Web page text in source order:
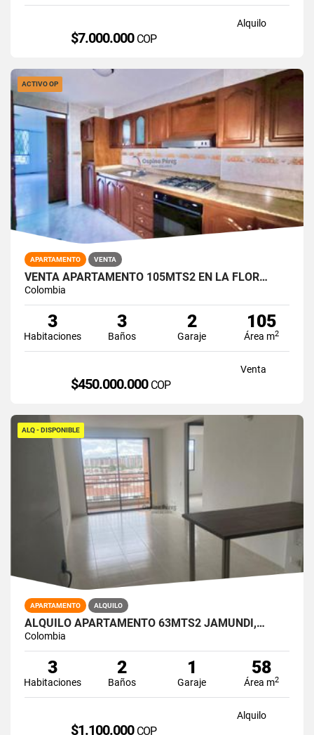
Alquilo
$7.000.000 COP
ACTIVO OP
APARTAMENTO VENTA
VENTA APARTAMENTO 105MTS2 EN LA FLOR…
Colombia
3
Habitaciones
3
Baños
2
Garaje
105
Área m2
Venta
$450.000.000 COP
ALQ - DISPONIBLE
APARTAMENTO ALQUILO
ALQUILO APARTAMENTO 63MTS2 JAMUNDÍ,…
Colombia
3
Habitaciones
2
Baños
1
Garaje
58
Área m2
Alquilo
$1.100.000 COP